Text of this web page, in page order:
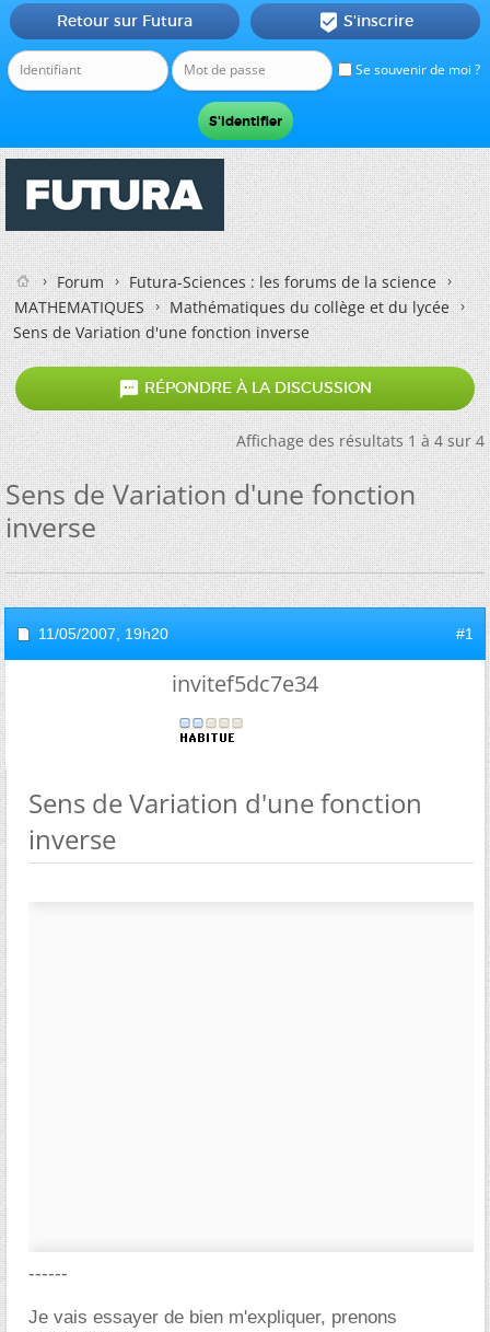
Se souvenir de moi ?
Retour sur Futura  S'inscrire
Forum
Futura-Sciences : les forums de la science
MATHEMATIQUES
Mathématiques du collège et du lycée
Sens de Variation d'une fonction inverse
 RÉPONDRE À LA DISCUSSION
Affichage des résultats 1 à 4 sur 4
Sens de Variation d'une fonction
inverse
11/05/2007, 19h20 #1
invitef5dc7e34
Sens de Variation d'une fonction
inverse
------
Je vais essayer de bien m'expliquer, prenons